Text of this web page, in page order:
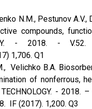
N.M., Pestunov
compounds,
- 2018. -
1,706. Q1
Velichko B.A.
of nonferrous,
- 2018.
IF (2017). 1,200. Q3